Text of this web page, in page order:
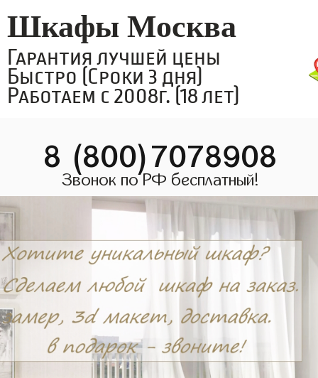
Шкафы Москва
Гарантия лучшей цены
Быстро (Сроки 3 дня)
Работаем с 2008г. (18 лет)
8 (800)7078908
Звонок по РФ бесплатный!